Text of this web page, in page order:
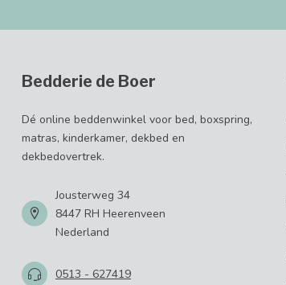
Bedderie de Boer
Dé online beddenwinkel voor bed, boxspring,
matras, kinderkamer, dekbed en
dekbedovertrek.
Jousterweg 34
8447 RH Heerenveen
Nederland
0513 - 627419